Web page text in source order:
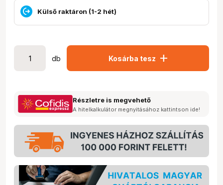
Külső raktáron (1-2 hét)
db Kosárba tesz add
Részletre is megvehető
A hitelkalkulátor megnyitásához kattintson ide!